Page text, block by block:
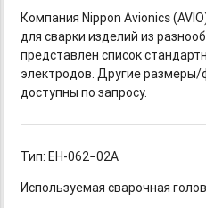
Компания Nippon Avionics
для сварки изделий из
представлен список
электродов. Другие
доступны по запросу.
Тип: ЕН-062−02А
Используемая сварочная